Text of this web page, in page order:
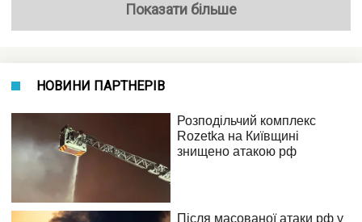
Показати більше
НОВИНИ ПАРТНЕРІВ